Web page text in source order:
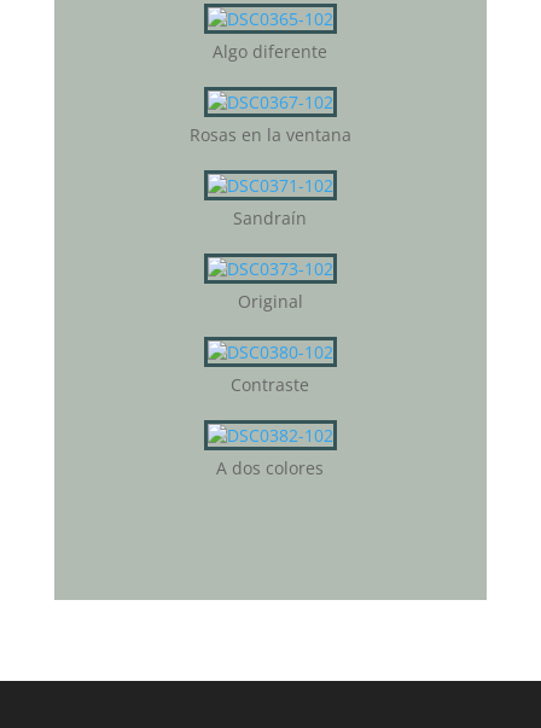
Algo diferente
Rosas en la ventana
Sandraín
Original
Contraste
A dos colores